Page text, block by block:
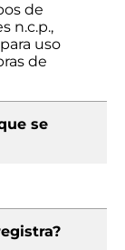
de
n.c.p.,
uso
de
se